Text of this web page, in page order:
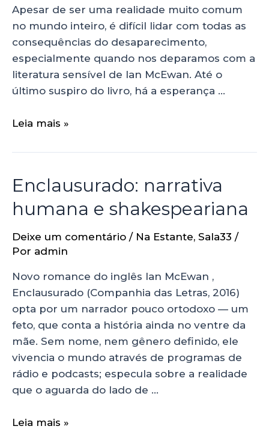
Apesar de ser uma realidade muito comum
no mundo inteiro, é difícil lidar com todas as
consequências do desaparecimento,
especialmente quando nos deparamos com a
literatura sensível de Ian McEwan. Até o
último suspiro do livro, há a esperança …
Leia mais »
Enclausurado: narrativa
humana e shakespeariana
Deixe um comentário / Na Estante, Sala33 /
Por admin
Novo romance do inglês Ian McEwan ,
Enclausurado (Companhia das Letras, 2016)
opta por um narrador pouco ortodoxo — um
feto, que conta a história ainda no ventre da
mãe. Sem nome, nem gênero definido, ele
vivencia o mundo através de programas de
rádio e podcasts; especula sobre a realidade
que o aguarda do lado de …
Leia mais »